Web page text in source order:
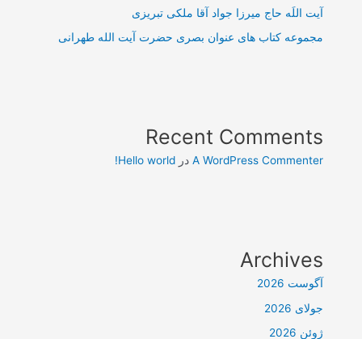
آیت اللَه حاج میرزا جواد آقا ملکی تبریزی
مجموعه کتاب های عنوان بصری حضرت آیت الله طهرانی
Recent Comments
A WordPress Commenter درHello world!
Archives
آگوست 2026
جولای 2026
ژوئن 2026